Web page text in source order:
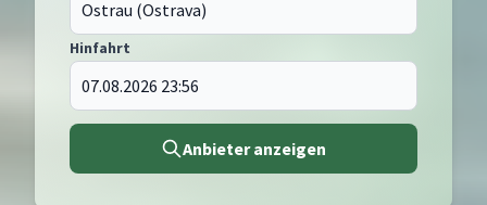
Hinfahrt
Anbieter anzeigen